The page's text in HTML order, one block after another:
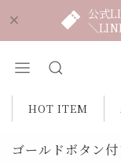
公式
＼
HOT ITEM
ゴールドボタン